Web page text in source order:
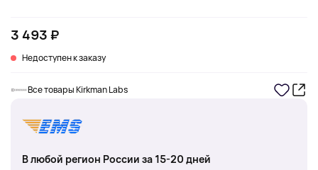
3 493 ₽
Недоступен к заказу
Все товары Kirkman Labs
В любой регион России за 15-20 дней